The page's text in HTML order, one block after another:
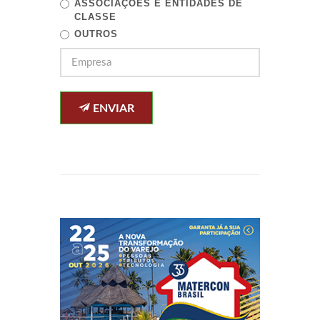
ASSOCIAÇÕES E ENTIDADES DE
CLASSE
OUTROS
ENVIAR